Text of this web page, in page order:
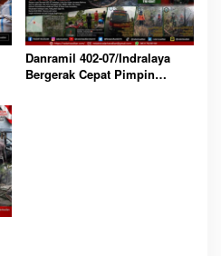
Danramil 402-07/Indralaya
Bergerak Cepat Pimpin